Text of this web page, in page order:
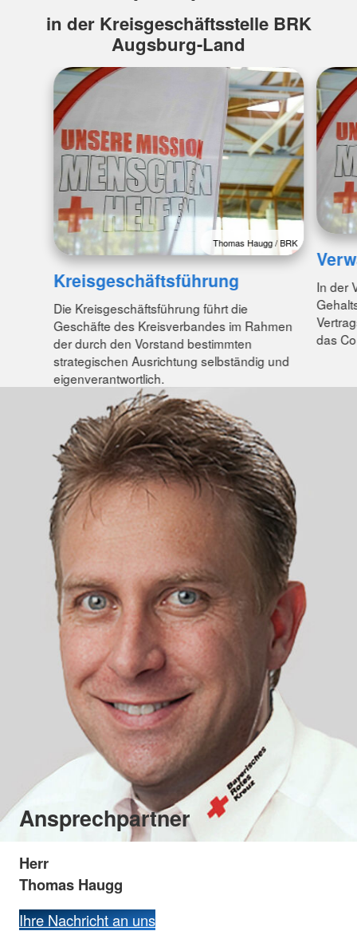
in der Kreisgeschäftsstelle BRK
Augsburg-Land
Thomas Haugg / BRK
Kreisgeschäftsführung
Die Kreisgeschäftsführung führt die
Geschäfte des Kreisverbandes im Rahmen
der durch den Vorstand bestimmten
strategischen Ausrichtung selbständig und
eigenverantwortlich.
In der
das
Ansprechpartner
Herr
Thomas Haugg
Ihre Nachricht an uns